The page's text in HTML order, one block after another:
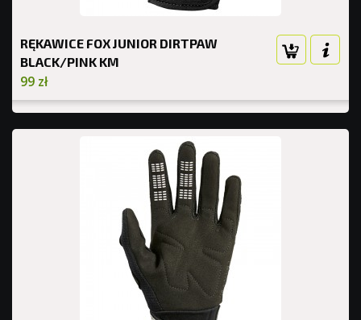
RĘKAWICE FOX JUNIOR DIRTPAW
BLACK/PINK KM
99 zł